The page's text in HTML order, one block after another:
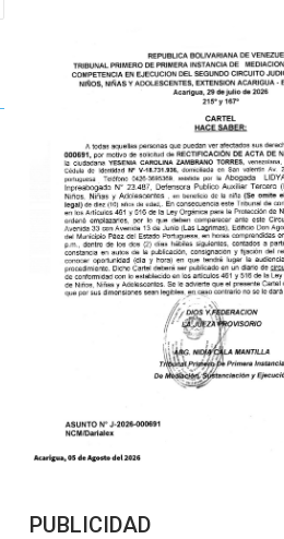
PUBLICIDAD